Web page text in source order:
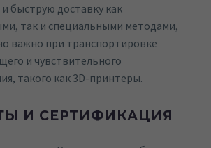
быструю доставку как
так и специальными методами,
важно при транспортировке
и чувствительного
такого как 3D-принтеры.
И СЕРТИФИКАЦИЯ